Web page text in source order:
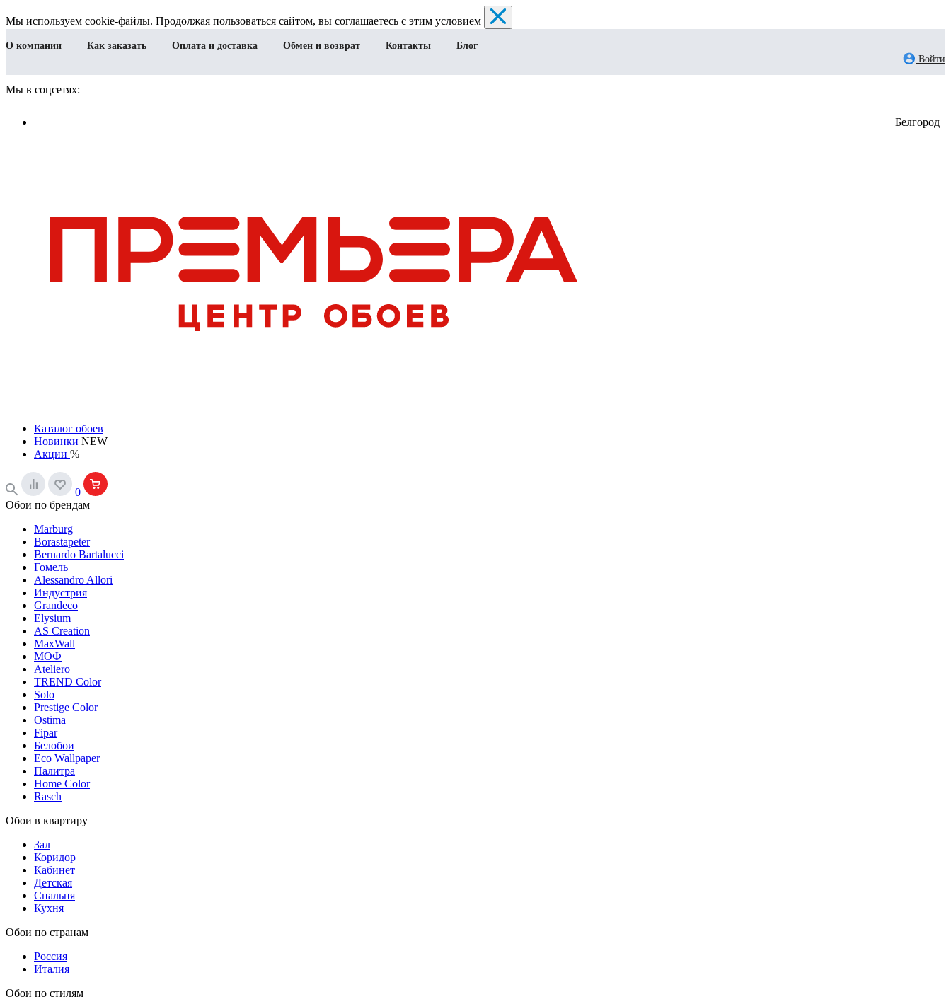
Мы используем cookie-файлы. Продолжая пользоваться сайтом, вы соглашаетесь с этим условием
О компании Как заказать Оплата и доставка Обмен и возврат Контакты
Блог
Войти
Мы в соцсетях:
Белгород
Каталог обоев
Новинки NEW
Акции %
0
Обои по брендам
Marburg
Borastapeter
Bernardo Bartalucci
Гомель
Alessandro Allori
Индустрия
Grandeco
Elysium
AS Creation
MaxWall
МОФ
Ateliero
TREND Color
Solo
Prestige Color
Ostima
Fipar
Белобои
Eco Wallpaper
Палитра
Home Color
Rasch
Обои в квартиру
Зал
Коридор
Кабинет
Детская
Спальня
Кухня
Обои по странам
Россия
Италия
Обои по стилям